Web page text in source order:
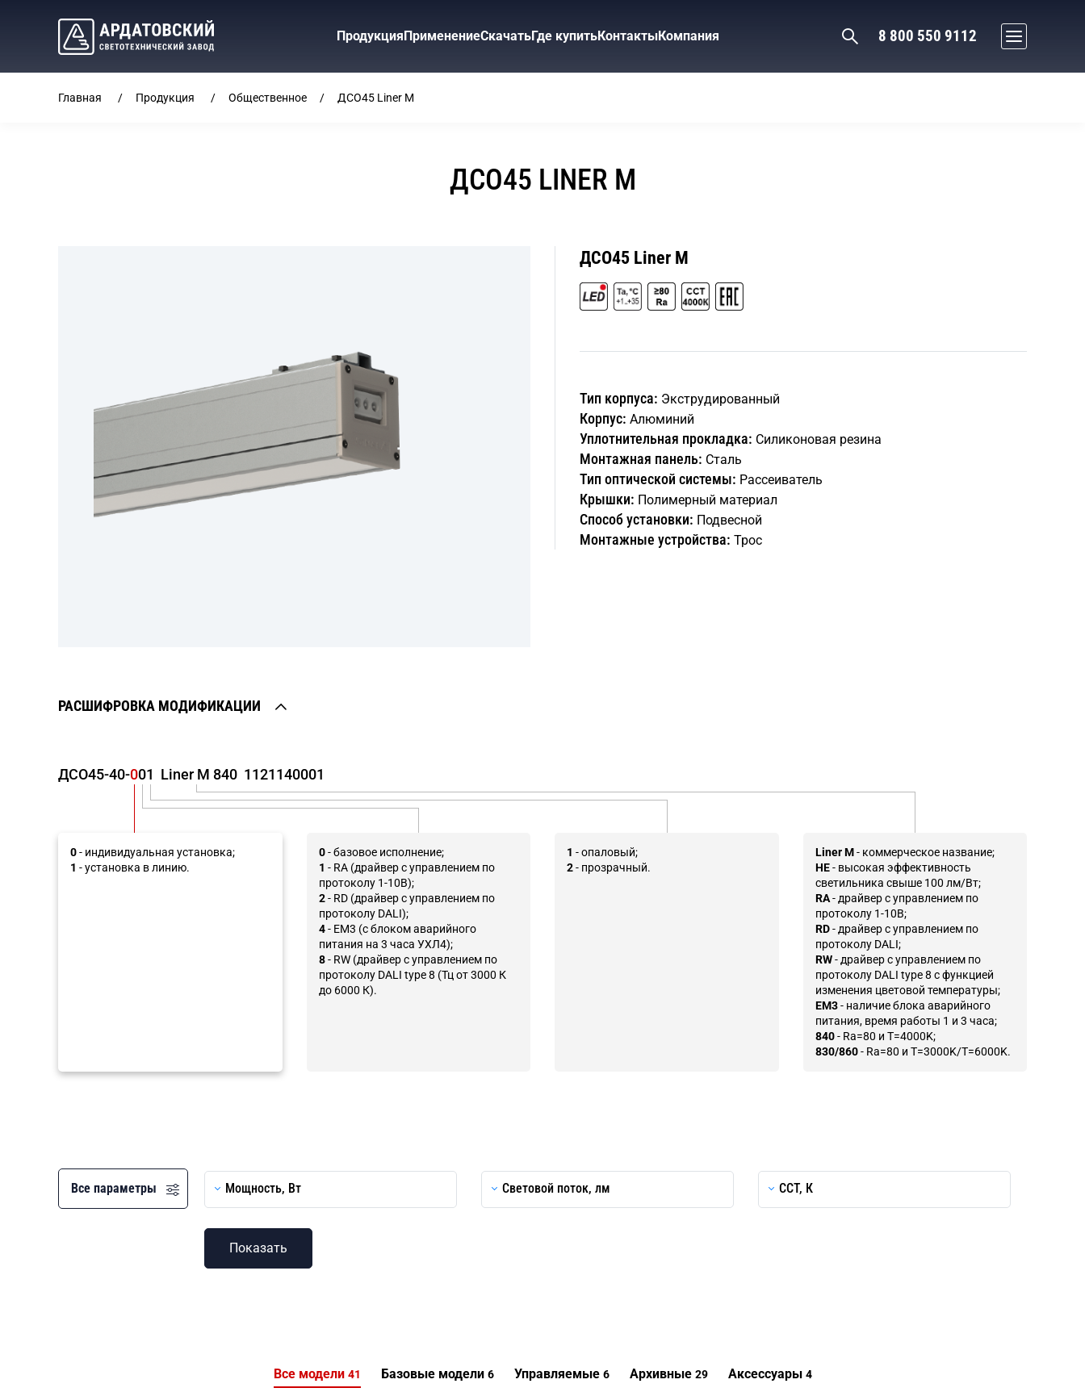
ПродукцияПрименениеСкачатьГде купитьКонтактыКомпания 8 800 550 9112
Главная Продукция Общественное ДСО45 Liner M
ДСО45 LINER M
ДСО45 Liner M
Тип корпуса: Экструдированный
Корпус: Алюминий
Уплотнительная прокладка: Силиконовая резина
Монтажная панель: Сталь
Тип оптической системы: Рассеиватель
Крышки: Полимерный материал
Способ установки: Подвесной
Монтажные устройства: Трос
РАСШИФРОВКА МОДИФИКАЦИИ
ДСО45-40-001 Liner M 840 1121140001
0- индивидуальная установка;
1 - установка в линию.
0- базовое исполнение;
1 - RA (драйвер с управлением по
протоколу 1-10В);
2- RD (драйвер с управлением по
протоколу DALI);
4- EM3 (с блоком аварийного
питания на 3 часа УХЛ4);
8- RW (драйвер с управлением по
протоколу DALI type 8 (Тц от 3000 К
до 6000 К).
1 - опаловый;
2- прозрачный.
Liner M- коммерческое название;
HE- высокая эффективность
светильника свыше 100 лм/Вт;
RA- драйвер с управлением по
протоколу 1-10В;
RD- драйвер с управлением по
протоколу DALI;
RW- драйвер с управлением по
протоколу DALI type 8 с функцией
изменения цветовой температуры;
EM3- наличие блока аварийного
питания, время работы 1 и 3 часа;
840- Ra=80 и T=4000K;
830/860- Ra=80 и T=3000K/T=6000K.
Все параметры Мощность, Вт Световой поток, лм CCT, К
Все модели 41 Базовые модели 6 Управляемые 6 Архивные 29 Аксессуары 4